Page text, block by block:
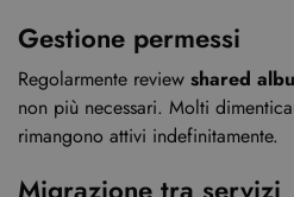
Gestione permessi
Regolarmente review shared
non più necessari. Molti
rimangono attivi indefinitamente.